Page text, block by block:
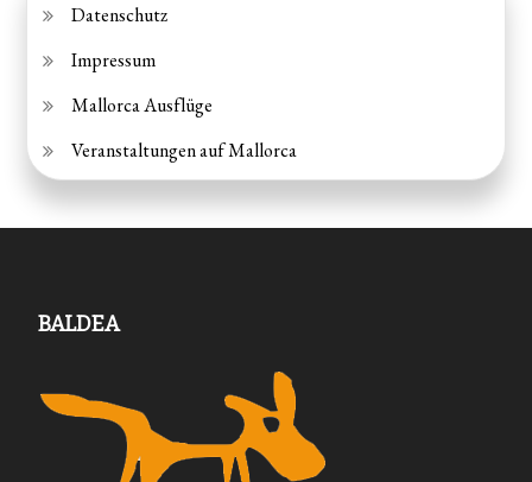
Datenschutz
Impressum
Mallorca Ausflüge
Veranstaltungen auf Mallorca
BALDEA